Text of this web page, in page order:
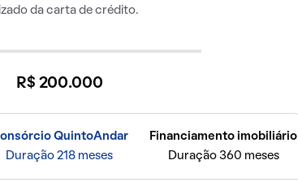
da carta de crédito.
R$ 200.000
QuintoAndar
Duração 218 meses
Financiamento imobiliário
Duração 360 meses